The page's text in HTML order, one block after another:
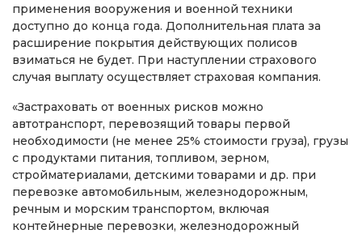
применения вооружения и военной техники
доступно до конца года. Дополнительная плата за
расширение покрытия действующих полисов
взиматься не будет. При наступлении страхового
случая выплату осуществляет страховая компания.
«Застраховать от военных рисков можно
автотранспорт, перевозящий товары первой
необходимости (не менее 25% стоимости груза), грузы
с продуктами питания, топливом, зерном,
стройматериалами, детскими товарами и др. при
перевозке автомобильным, железнодорожным,
речным и морским транспортом, включая
контейнерные перевозки, железнодорожный